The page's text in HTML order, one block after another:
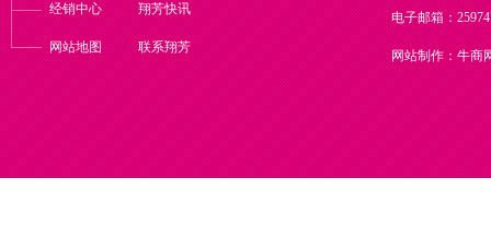
经销中心 翔芳快讯
网站地图 联系翔芳
电子邮箱：
网站制作：牛商